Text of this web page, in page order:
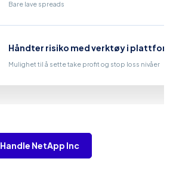
Bare lave spreads
Håndter risiko med verktøy i
Mulighet til å sette take profit og stop loss nivåer
Handle NetApp Inc